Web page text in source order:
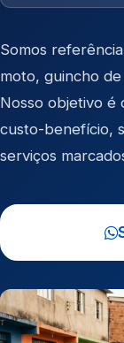
Somos
moto, guincho
Nosso objetivo é
custo-benefício,
serviços